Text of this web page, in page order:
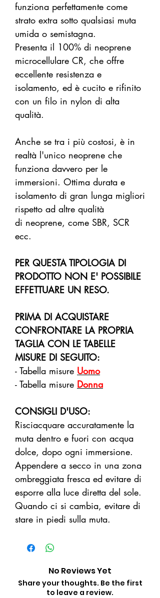
funziona perfettamente come
strato extra sotto qualsiasi muta
umida o semistagna.
Presenta il 100% di neoprene
microcellulare CR, che offre
eccellente resistenza e
isolamento, ed è cucito e rifinito
con un filo in nylon di alta
qualità.
Anche se tra i più costosi, è in
realtà l'unico neoprene che
funziona davvero per le
immersioni. Ottima durata e
isolamento di gran lunga migliori
rispetto ad altre qualità
di neoprene, come SBR, SCR
ecc.
PER QUESTA TIPOLOGIA DI
PRODOTTO NON E' POSSIBILE
EFFETTUARE UN RESO.
PRIMA DI ACQUISTARE
CONFRONTARE LA PROPRIA
TAGLIA CON LE TABELLE
MISURE DI SEGUITO:
- Tabella misure Uomo
- Tabella misure Donna
CONSIGLI D'USO:
Risciacquare accuratamente la
muta dentro e fuori con acqua
dolce, dopo ogni immersione.
Appendere a secco in una zona
ombreggiata fresca ed evitare di
esporre alla luce diretta del sole.
Quando ci si cambia, evitare di
stare in piedi sulla muta.
No Reviews Yet
Share your thoughts. Be the first
to leave a review.